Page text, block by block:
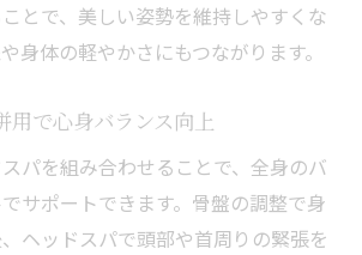
とで、美しい姿勢を維持しやすくな
身体の軽やかさにもつながります。
用で心身バランス向上
パを組み合わせることで、全身のバ
サポートできます。骨盤の調整で身
ヘッドスパで頭部や首周りの緊張を